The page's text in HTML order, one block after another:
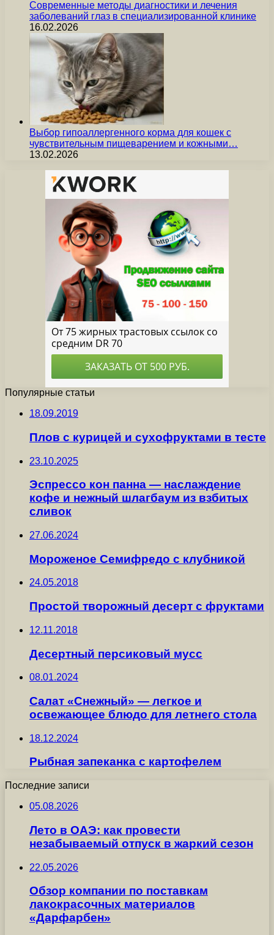
Современные методы диагностики и лечения
заболеваний глаз в специализированной клинике
16.02.2026
Выбор гипоаллергенного корма для кошек с
чувствительным пищеварением и кожными…
13.02.2026
Популярные статьи
18.09.2019
Плов с курицей и сухофруктами в тесте
23.10.2025
Эспрессо кон панна — наслаждение
кофе и нежный шлагбаум из взбитых
сливок
27.06.2024
Мороженое Семифредо с клубникой
24.05.2018
Простой творожный десерт с фруктами
12.11.2018
Десертный персиковый мусс
08.01.2024
Салат «Снежный» — легкое и
освежающее блюдо для летнего стола
18.12.2024
Рыбная запеканка с картофелем
Последние записи
05.08.2026
Лето в ОАЭ: как провести
незабываемый отпуск в жаркий сезон
22.05.2026
Обзор компании по поставкам
лакокрасочных материалов
«Дарфарбен»